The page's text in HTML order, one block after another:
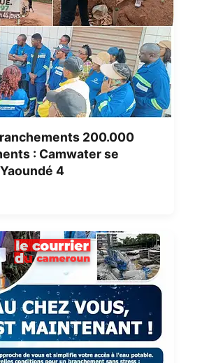
200.000
: Camwater se
4